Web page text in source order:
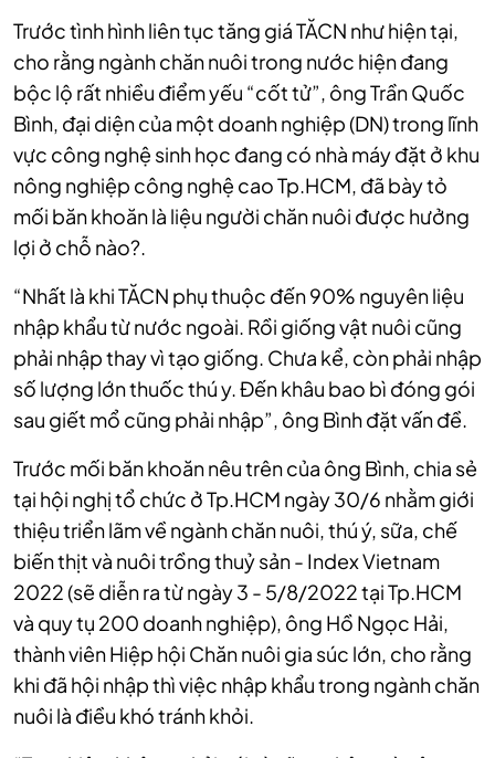
Trước tình hình liên tục tăng giá TĂCN như hiện tại,
cho rằng ngành chăn nuôi trong nước hiện đang
bộc lộ rất nhiều điểm yếu “cốt tử”, ông Trần Quốc
Bình, đại diện của một doanh nghiệp (DN) trong lĩnh
vực công nghệ sinh học đang có nhà máy đặt ở khu
nông nghiệp công nghệ cao Tp.HCM, đã bày tỏ
mối băn khoăn là liệu người chăn nuôi được hưởng
lợi ở chỗ nào?.
“Nhất là khi TĂCN phụ thuộc đến 90% nguyên liệu
nhập khẩu từ nước ngoài. Rồi giống vật nuôi cũng
phải nhập thay vì tạo giống. Chưa kể, còn phải nhập
số lượng lớn thuốc thú y. Đến khâu bao bì đóng gói
sau giết mổ cũng phải nhập”, ông Bình đặt vấn đề.
Trước mối băn khoăn nêu trên của ông Bình, chia sẻ
tại hội nghị tổ chức ở Tp.HCM ngày 30/6 nhằm giới
thiệu triển lãm về ngành chăn nuôi, thú ý, sữa, chế
biến thịt và nuôi trồng thuỷ sản - Index Vietnam
2022 (sẽ diễn ra từ ngày 3 - 5/8/2022 tại Tp.HCM
và quy tụ 200 doanh nghiệp), ông Hồ Ngọc Hải,
thành viên Hiệp hội Chăn nuôi gia súc lớn, cho rằng
khi đã hội nhập thì việc nhập khẩu trong ngành chăn
nuôi là điều khó tránh khỏi.